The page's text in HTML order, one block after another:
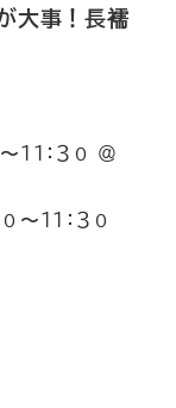
大事！長襦
１１：３０ ＠
〜１１：３０